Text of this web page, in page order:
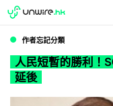
人民短暫的勝利
WWDC 2026
作者忘記分類
人民短暫的勝利！
延後